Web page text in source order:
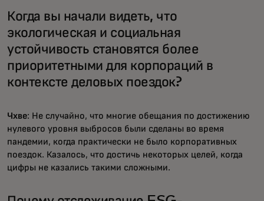
Когда вы начали видеть, что
экологическая и социальная
устойчивость становятся более
приоритетными для корпораций в
контексте деловых поездок?
Чхве: Не случайно, что многие обещания по достижению
нулевого уровня выбросов были сделаны во время
пандемии, когда практически не было корпоративных
поездок. Казалось, что достичь некоторых целей, когда
цифры не казались такими сложными.